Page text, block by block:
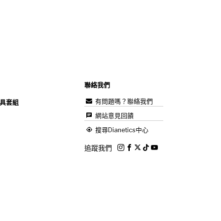
套組
聯絡我們
有問題嗎？聯絡我們
網站意見回饋
搜尋Dianetics中心
追蹤我們